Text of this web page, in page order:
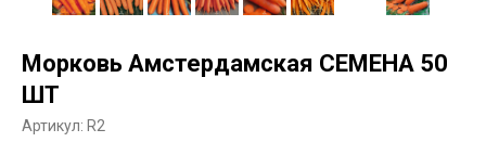
Морковь Амстердамская СЕМЕНА 50
ШТ
Артикул: R2